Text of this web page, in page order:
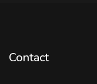
Contact